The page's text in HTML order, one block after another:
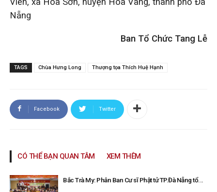
Nẵng
Ban Tổ Chức Tang Lễ
TAGS Chùa Hưng Long Thượng tọa Thích Huệ Hạnh
Facebook Twitter
CÓ THỂ BẠN QUAN TÂM XEM THÊM
Bắc Trà My: Phân Ban Cư sĩ Phật tử TP.Đà Nẵng tổ...